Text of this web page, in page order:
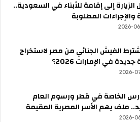
الزيارة إلى إقامة للأبناء في السعودية..
والإجراءات المطلوبة
2026-
الفيش الجنائي من مصر لاستخراج
في الإمارات 2026؟
2026-
الخاصة في قطر ورسوم العام
ملف يهم الأسر المصرية المقيمة
2026-